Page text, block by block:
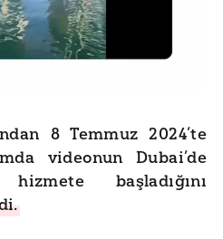
8 Temmuz 2024’te
videonun Dubai’de
başladığını